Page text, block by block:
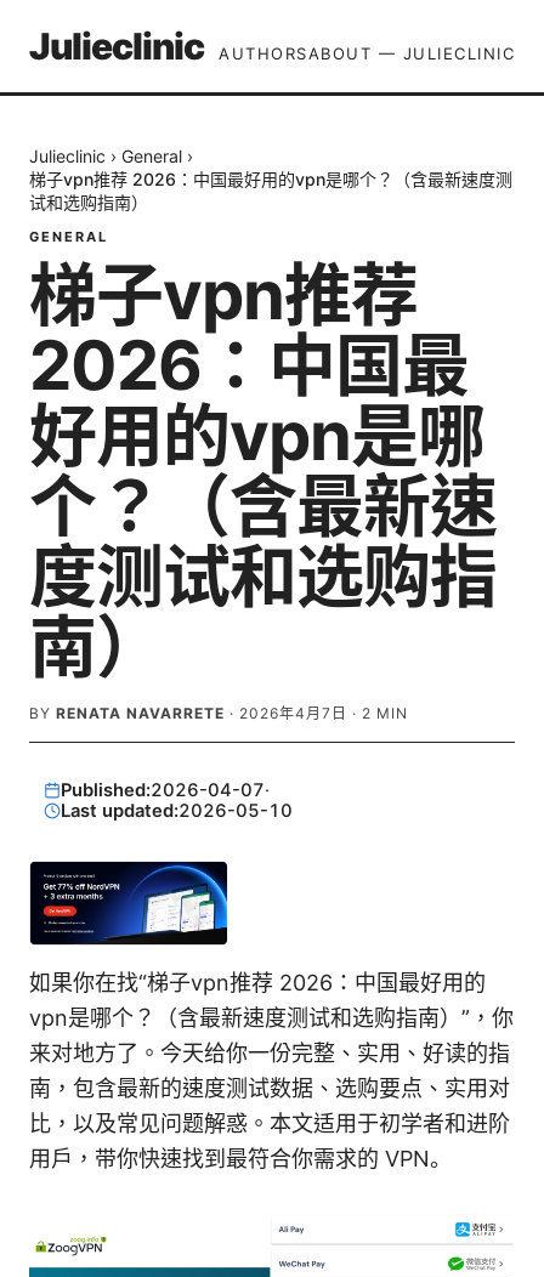
Julieclinic AUTHORSABOUT — JULIECLINIC
Julieclinic › General ›
梯子vpn推荐 2026：中国最好用的vpn是哪个？（含最新速度测
试和选购指南）
GENERAL
梯子vpn推荐
2026：中国最
好用的vpn是哪
个？（含最新速
度测试和选购指
南）
BY RENATA NAVARRETE · 2026年4月7日 · 2 MIN
Published:2026-04-07·
Last updated:2026-05-10
如果你在找“梯子vpn推荐 2026：中国最好用的
vpn是哪个？（含最新速度测试和选购指南）”，你
来对地方了。今天给你一份完整、实用、好读的指
南，包含最新的速度测试数据、选购要点、实用对
比，以及常见问题解惑。本文适用于初学者和进阶
用戶，带你快速找到最符合你需求的 VPN。